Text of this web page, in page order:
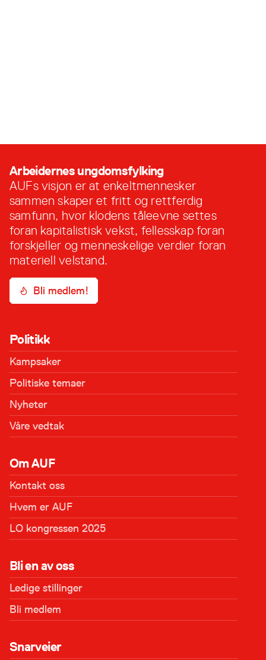
Arbeidernes ungdomsfylking
AUFs visjon er at enkeltmennesker
sammen skaper et fritt og rettferdig
samfunn, hvor klodens tåleevne settes
foran kapitalistisk vekst, fellesskap foran
forskjeller og menneskelige verdier foran
materiell velstand.
Bli medlem!
Politikk
Kampsaker
Politiske temaer
Nyheter
Våre vedtak
Om AUF
Kontakt oss
Hvem er AUF
LO kongressen 2025
Bli en av oss
Ledige stillinger
Bli medlem
Snarveier